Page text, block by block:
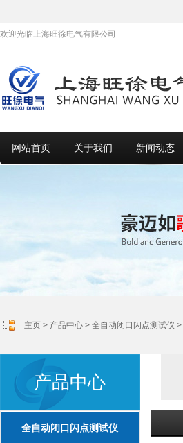
欢迎光临上海旺徐电气有限公司
网站首页 关于我们 新闻动态
主页 > 产品中心 > 全自动闭口闪点测试仪 >
产品中心
全自动闭口闪点测试仪